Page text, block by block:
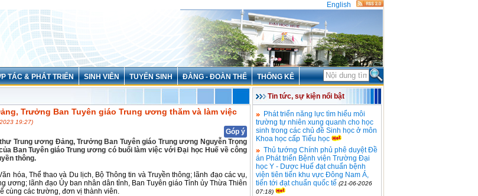
English
TÁC & PHÁT TRIỂN SINH VIÊN TUYỂN SINH ĐẢNG - ĐOÀN THỂ THỐNG KÊ
Trưởng Ban Tuyên giáo Trung ương thăm và làm việc
19:27)
Góp ý
Trung ương Đảng, Trưởng Ban Tuyên giáo Trung ương Nguyễn Trọng
Ban Tuyên giáo Trung ương có buổi làm việc với Đại học Huế về công
thông.
hóa, Thể thao và Du lịch, Bộ Thông tin và Truyền thông; lãnh đạo các vụ,
ương; lãnh đạo Ủy ban nhân dân tỉnh, Ban Tuyên giáo Tỉnh ủy Thừa Thiên
cùng các trường, đơn vị thành viên.
Tin tức, sự kiện nổi bật
Phát triển năng lực tìm hiểu môi
trường tự nhiên xung quanh cho học
sinh trong các chủ đề Sinh học ở môn
Khoa học cấp Tiểu học
Thủ tướng Chính phủ phê duyệt Đề
án Phát triển Bệnh viện Trường Đại
học Y - Dược Huế đạt chuẩn bệnh
viện tiên tiến khu vực Đông Nam Á,
tiến tới đạt chuẩn quốc tế (21-06-2026
07:18)